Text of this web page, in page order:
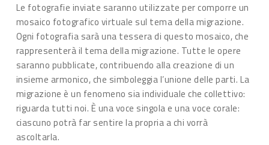
Le fotografie inviate saranno utilizzate per comporre un
mosaico fotografico virtuale sul tema della migrazione.
Ogni fotografia sarà una tessera di questo mosaico, che
rappresenterà il tema della migrazione. Tutte le opere
saranno pubblicate, contribuendo alla creazione di un
insieme armonico, che simboleggia l’unione delle parti. La
migrazione è un fenomeno sia individuale che collettivo:
riguarda tutti noi. È una voce singola e una voce corale:
ciascuno potrà far sentire la propria a chi vorrà
ascoltarla.